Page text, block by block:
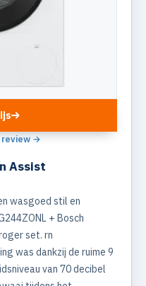
review →
Assist
wasgoed stil en
+ Bosch
set. rn
was dankzij de ruime 9
van 70 decibel